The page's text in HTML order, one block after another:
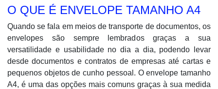
O QUE É ENVELOPE TAMANHO A4
Quando se fala em meios de transporte de documentos, os
envelopes são sempre lembrados graças a sua
versatilidade e usabilidade no dia a dia, podendo levar
desde documentos e contratos de empresas até cartas e
pequenos objetos de cunho pessoal. O envelope tamanho
A4, é uma das opções mais comuns graças à sua medida